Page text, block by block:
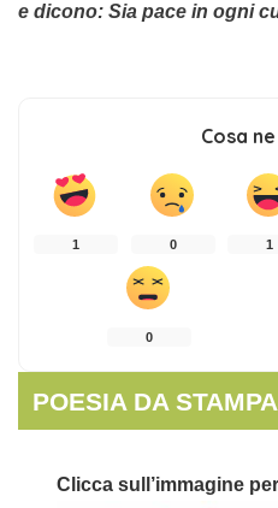
e dicono: Sia pace in ogni
Cosa
1 0 1
0
POESIA DA
Clicca sull’immagine